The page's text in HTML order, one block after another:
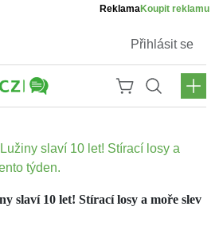
ReklamaKoupit reklamu
Přihlásit se
slaví 10 let! Stírací losy a
týden.
slaví 10 let! Stírací losy a moře slev